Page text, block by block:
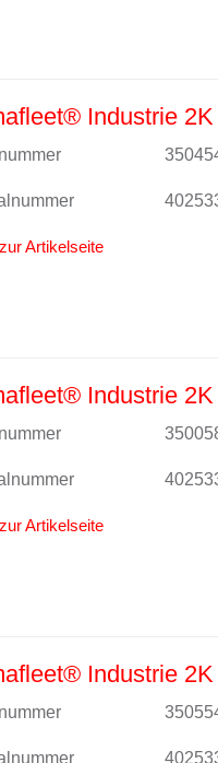
Industrie
Artikelseite
Industrie
Artikelseite
Industrie